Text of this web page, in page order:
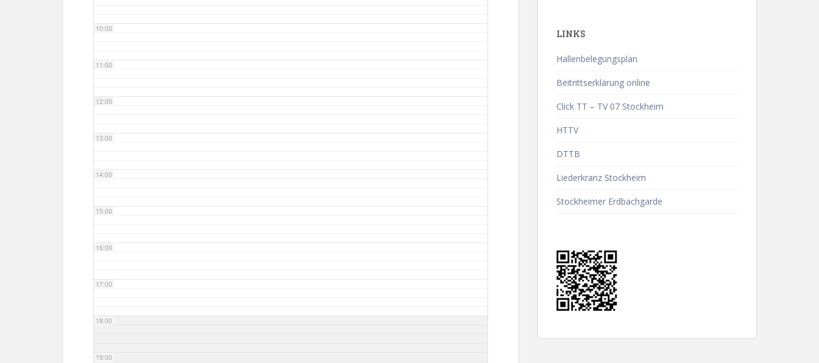
10:00
11:00
12:00
13:00
14:00
15:00
16:00
17:00
18:00
19:00
LINKS
Hallenbelegungsplan
Beitrittserklärung online
Click TT – TV 07 Stockheim
HTTV
DTTB
Liederkranz Stockheim
Stockheimer Erdbachgarde